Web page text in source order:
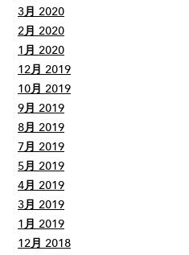
3月 2020
2月 2020
1月 2020
12月 2019
10月 2019
9月 2019
8月 2019
7月 2019
5月 2019
4月 2019
3月 2019
1月 2019
12月 2018